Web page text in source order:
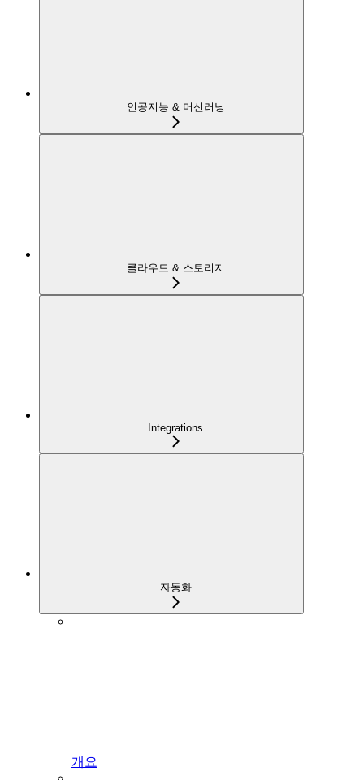
인공지능 & 머신러닝
클라우드 & 스토리지
Integrations
자동화
개요